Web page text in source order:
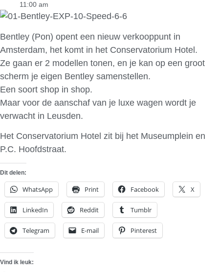
11:00 am
Bentley (Pon) opent een nieuw verkooppunt in
Amsterdam, het komt in het Conservatorium Hotel.
Ze gaan er 2 modellen tonen, en je kan op een groot
scherm je eigen Bentley samenstellen.
Een soort shop in shop.
Maar voor de aanschaf van je luxe wagen wordt je
verwacht in Leusden.
Het Conservatorium Hotel zit bij het Museumplein en
P.C. Hoofdstraat.
Dit delen:
WhatsApp Print Facebook X
LinkedIn Reddit Tumblr
Telegram E-mail Pinterest
Vind ik leuk: